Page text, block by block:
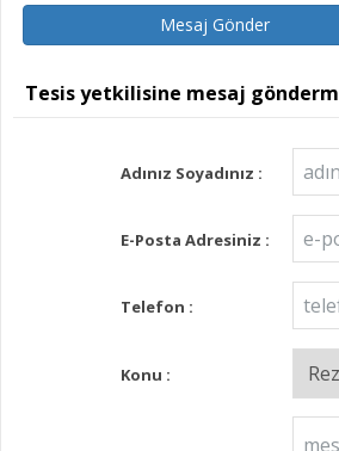
Mesaj Gönder
Tesis yetkilisine mesaj
Adınız Soyadınız :
E-Posta Adresiniz :
Telefon :
Konu :